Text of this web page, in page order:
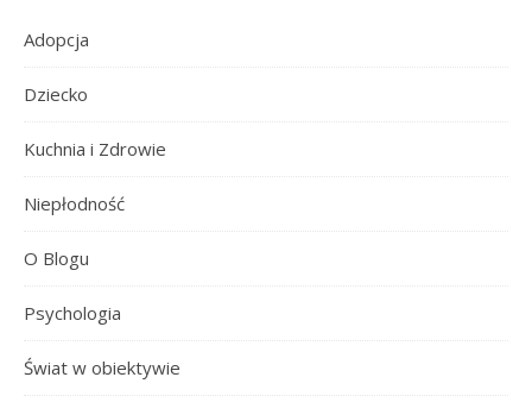
Adopcja
Dziecko
Kuchnia i Zdrowie
Niepłodność
O Blogu
Psychologia
Świat w obiektywie